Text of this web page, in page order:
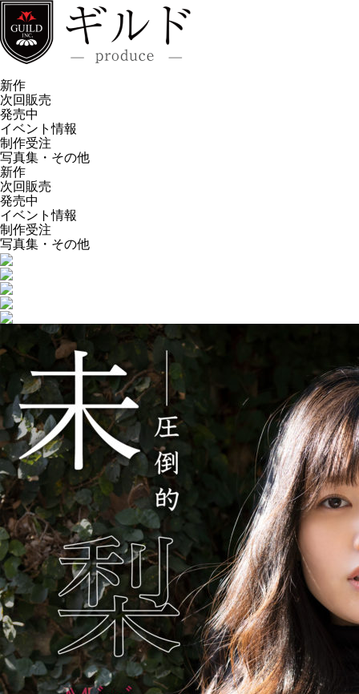
新作
次回販売
発売中
イベント情報
制作受注
写真集・その他
新作
次回販売
発売中
イベント情報
制作受注
写真集・その他